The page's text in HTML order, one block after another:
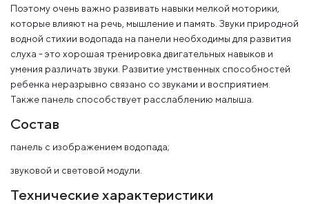
Поэтому очень важно развивать навыки мелкой моторики,
которые влияют на речь, мышление и память. Звуки природной
водной стихии водопада на панели необходимы для развития
слуха - это хорошая тренировка двигательных навыков и
умения различать звуки. Развитие умственных способностей
ребенка неразрывно связано со звуками и восприятием.
Также панель способствует расслаблению малыша.
Состав
панель с изображением водопада;
звуковой и световой модули.
Технические характеристики